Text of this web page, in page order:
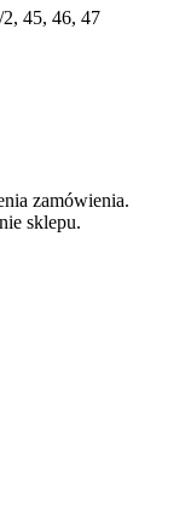
45, 46, 47
zamówienia.
sklepu.